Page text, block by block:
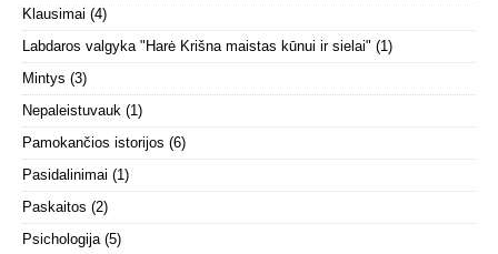
Klausimai (4)
Labdaros valgyka "Harė Krišna maistas kūnui ir sielai" (1)
Mintys (3)
Nepaleistuvauk (1)
Pamokančios istorijos (6)
Pasidalinimai (1)
Paskaitos (2)
Psichologija(5)